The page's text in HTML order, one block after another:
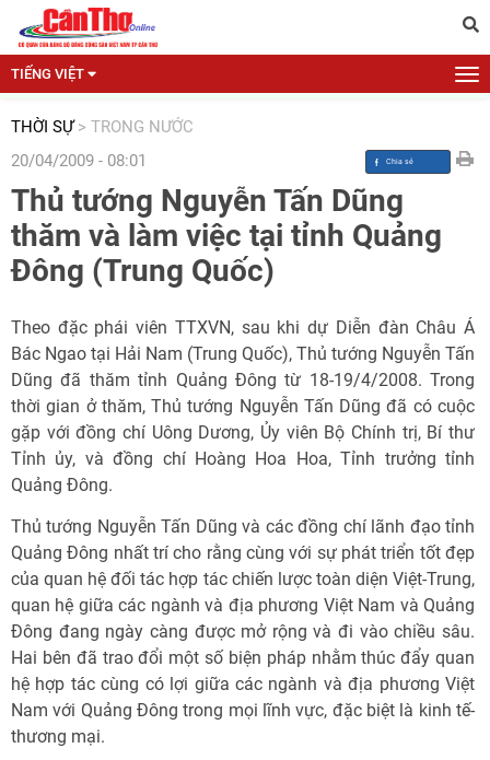
TIẾNG VIỆT
THỜI SỰ > TRONG NƯỚC
20/04/2009 - 08:01
Thủ tướng Nguyễn Tấn Dũng
thăm và làm việc tại tỉnh Quảng
Đông (Trung Quốc)
Theo đặc phái viên TTXVN, sau khi dự Diễn đàn Châu Á
Bác Ngao tại Hải Nam (Trung Quốc), Thủ tướng Nguyễn Tấn
Dũng đã thăm tỉnh Quảng Đông từ 18-19/4/2008. Trong
thời gian ở thăm, Thủ tướng Nguyễn Tấn Dũng đã có cuộc
gặp với đồng chí Uông Dương, Ủy viên Bộ Chính trị, Bí thư
Tỉnh ủy, và đồng chí Hoàng Hoa Hoa, Tỉnh trưởng tỉnh
Quảng Đông.
Thủ tướng Nguyễn Tấn Dũng và các đồng chí lãnh đạo tỉnh
Quảng Đông nhất trí cho rằng cùng với sự phát triển tốt đẹp
của quan hệ đối tác hợp tác chiến lược toàn diện Việt-Trung,
quan hệ giữa các ngành và địa phương Việt Nam và Quảng
Đông đang ngày càng được mở rộng và đi vào chiều sâu.
Hai bên đã trao đổi một số biện pháp nhằm thúc đẩy quan
hệ hợp tác cùng có lợi giữa các ngành và địa phương Việt
Nam với Quảng Đông trong mọi lĩnh vực, đặc biệt là kinh tế-
thương mại.